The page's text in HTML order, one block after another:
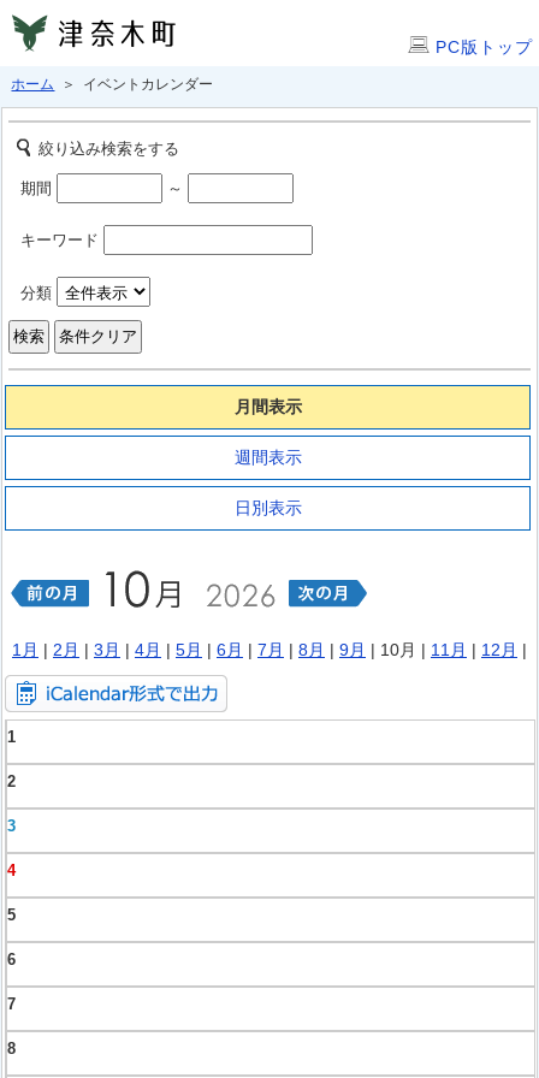
PC版トップ
ホーム ＞ イベントカレンダー
絞り込み検索をする
期間 ～
キーワード
分類
月間表示
週間表示
日別表示
1月 | 2月 | 3月 | 4月 | 5月 | 6月 | 7月 | 8月 | 9月 | 10月 | 11月 | 12月 |
1
2
3
4
5
6
7
8